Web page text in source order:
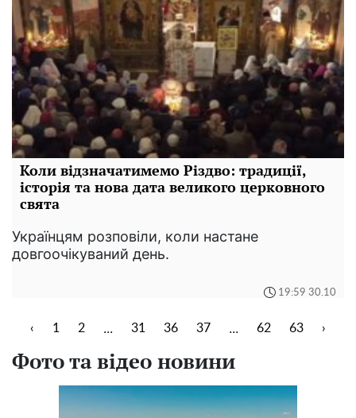
Коли відзначатимемо Різдво: традиції,
історія та нова дата великого церковного
свята
Українцям розповіли, коли настане
довгоочікуваний день.
19:59 30.10
‹ 1 2 ... 31 36 37 ... 62 63 ›
Фото та відео новини